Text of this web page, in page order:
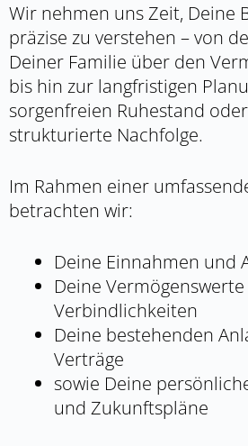
Wir nehmen uns Zeit, Deine
präzise zu verstehen – von
Deiner Familie über den
bis hin zur langfristigen
sorgenfreien Ruhestand
strukturierte Nachfolge.
Im Rahmen einer
betrachten wir:
Deine Einnahmen und
Deine
Verbindlichkeiten
Deine bestehenden
Verträge
sowie Deine
und Zukunftspläne